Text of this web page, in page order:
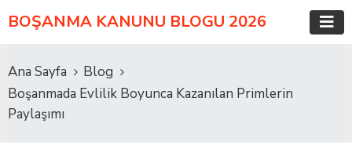
BOŞANMA KANUNU BLOGU 2026
Ana Sayfa
Blog
Boşanmada Evlilik Boyunca Kazanılan Primlerin
Paylaşımı